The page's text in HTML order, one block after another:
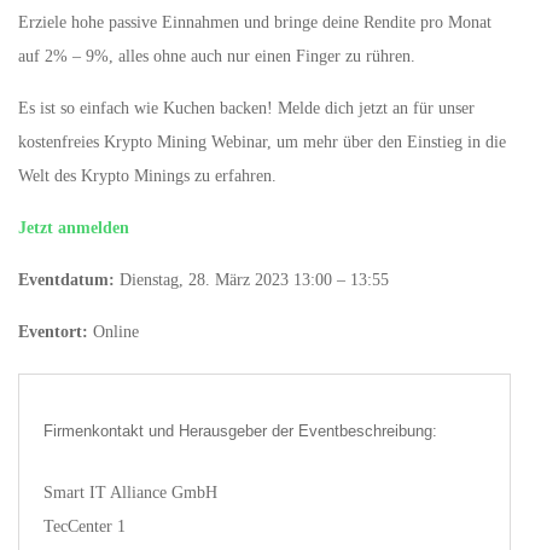
Erziele hohe passive Einnahmen und bringe deine Rendite pro Monat
auf 2% – 9%, alles ohne auch nur einen Finger zu rühren.
Es ist so einfach wie Kuchen backen! Melde dich jetzt an für unser
kostenfreies Krypto Mining Webinar, um mehr über den Einstieg in die
Welt des Krypto Minings zu erfahren.
Jetzt anmelden
Eventdatum: Dienstag, 28. März 2023 13:00 – 13:55
Eventort: Online
Firmenkontakt und Herausgeber der Eventbeschreibung:
Smart IT Alliance GmbH
TecCenter 1